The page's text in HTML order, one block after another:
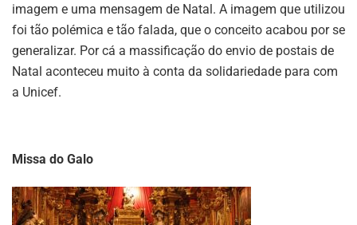
imagem e uma mensagem de Natal. A imagem que utilizou
foi tão polémica e tão falada, que o conceito acabou por se
generalizar. Por cá a massificação do envio de postais de
Natal aconteceu muito à conta da solidariedade para com
a Unicef.
Missa do Galo